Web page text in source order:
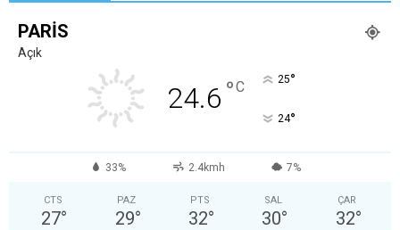
PARIS
Açık
24.6 °C 25°
24°
33% 2.4kmh 7%
CTS
27°
PAZ
29°
PTS
32°
SAL
30°
ÇAR
32°